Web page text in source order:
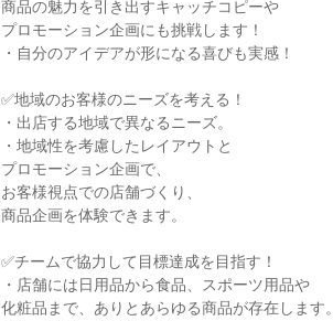
商品の魅力を引き出すキャッチコピーや
プロモーション企画にも挑戦します！
・自分のアイデアが形になる喜びも実感！
✅地域のお客様のニーズを考える！
・出店する地域で異なるニーズ。
・地域性を考慮したレイアウトと
プロモーション企画で、
お客様視点での店舗づくり、
商品企画を体験できます。
✅チームで協力して目標達成を目指す！
・店舗には日用品から食品、スポーツ用品や
化粧品まで、ありとあらゆる商品が存在します。